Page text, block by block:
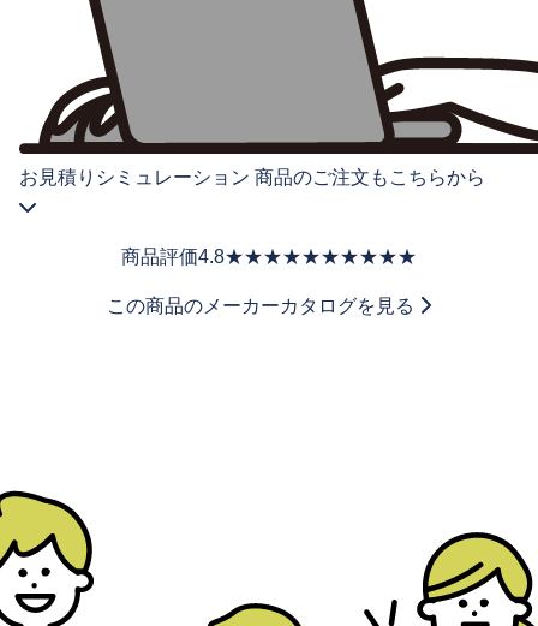
お見積りシミュレーション 商品のご注文もこちらから
商品評価4.8★★★★★★★★★★
この商品のメーカーカタログを見る